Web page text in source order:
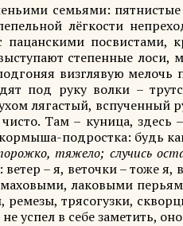
семьями:
лёгкости
пацанскими посвистами,
степенные
визглявую
под руку волки –
лягастый, вспученный
чисто. Там – куница,
подростка: будь
тяжело; случись
ветер – я, веточки – тоже
маховыми, лаковыми
ремезы, трясогузки,
успел в себе заметить,